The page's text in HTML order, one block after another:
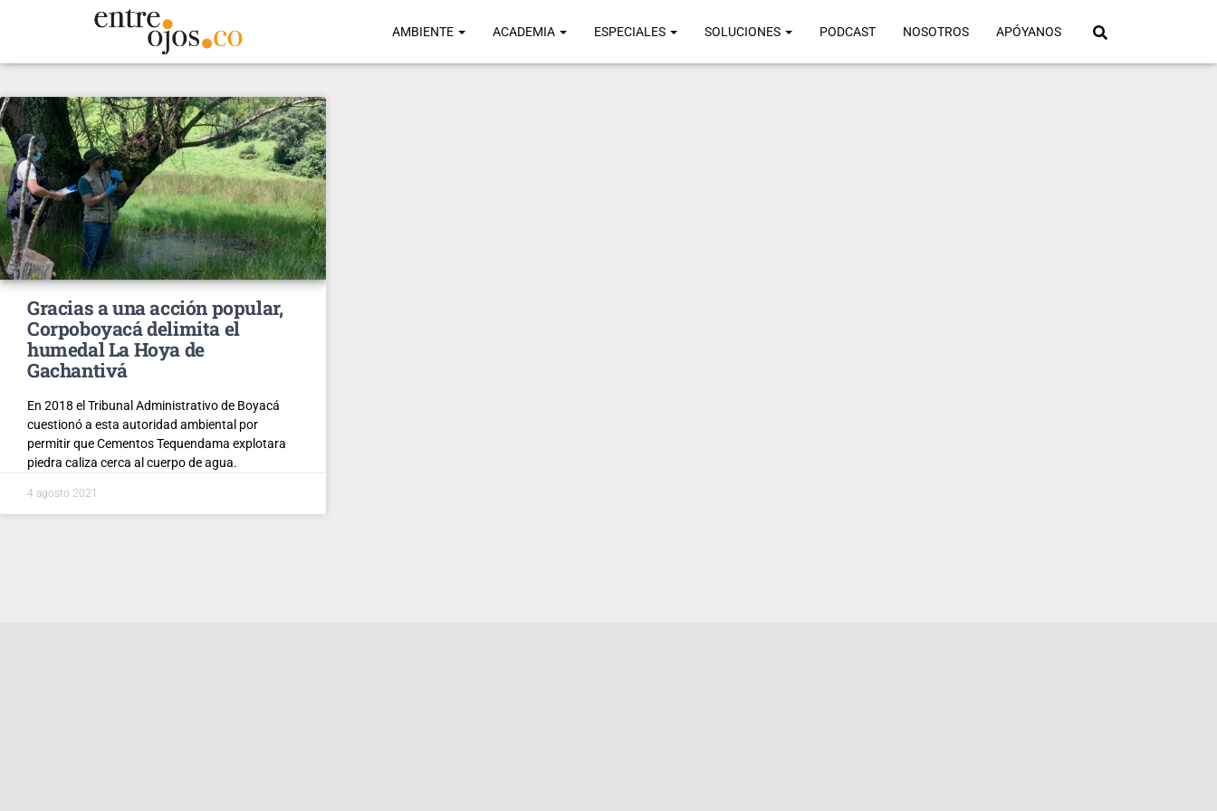
AMBIENTE ACADEMIA ESPECIALES SOLUCIONES PODCAST NOSOTROS APÓYANOS
Gracias a una acción popular,
Corpoboyacá delimita el
humedal La Hoya de
Gachantivá
En 2018 el Tribunal Administrativo de Boyacá
cuestionó a esta autoridad ambiental por
permitir que Cementos Tequendama explotara
piedra caliza cerca al cuerpo de agua.
4 agosto 2021